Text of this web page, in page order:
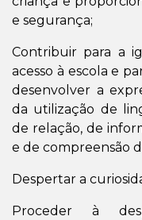
e segurança;
Contribuir para a
acesso à escola e
desenvolver a
da utilização de
de relação, de
e de compreensão
Despertar a
Proceder à